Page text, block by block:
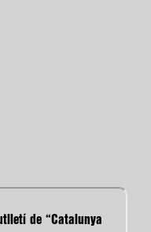
de “Catalunya